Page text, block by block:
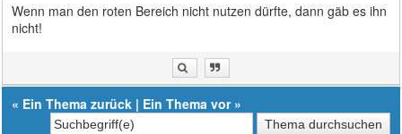
Wenn man den roten Bereich nicht nutzen dürfte, dann gäb es ihn
nicht!
« Ein Thema zurück | Ein Thema vor»